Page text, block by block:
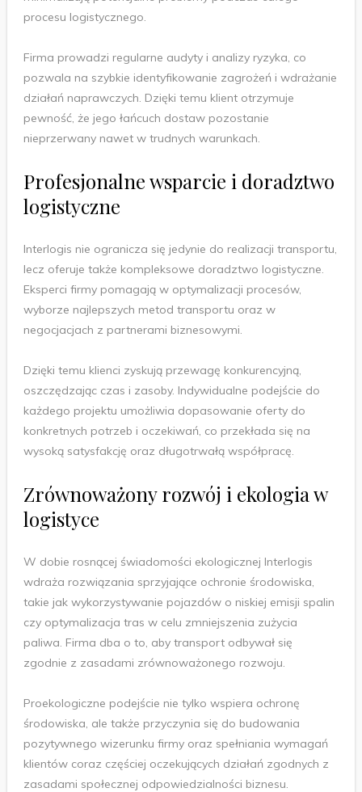
procesu logistycznego.
Firma prowadzi regularne audyty i analizy ryzyka, co
pozwala na szybkie identyfikowanie zagrożeń i wdrażanie
działań naprawczych. Dzięki temu klient otrzymuje
pewność, że jego łańcuch dostaw pozostanie
nieprzerwany nawet w trudnych warunkach.
Profesjonalne wsparcie i doradztwo
logistyczne
Interlogis nie ogranicza się jedynie do realizacji transportu,
lecz oferuje także kompleksowe doradztwo logistyczne.
Eksperci firmy pomagają w optymalizacji procesów,
wyborze najlepszych metod transportu oraz w
negocjacjach z partnerami biznesowymi.
Dzięki temu klienci zyskują przewagę konkurencyjną,
oszczędzając czas i zasoby. Indywidualne podejście do
każdego projektu umożliwia dopasowanie oferty do
konkretnych potrzeb i oczekiwań, co przekłada się na
wysoką satysfakcję oraz długotrwałą współpracę.
Zrównoważony rozwój i ekologia w
logistyce
W dobie rosnącej świadomości ekologicznej Interlogis
wdraża rozwiązania sprzyjające ochronie środowiska,
takie jak wykorzystywanie pojazdów o niskiej emisji spalin
czy optymalizacja tras w celu zmniejszenia zużycia
paliwa. Firma dba o to, aby transport odbywał się
zgodnie z zasadami zrównoważonego rozwoju.
Proekologiczne podejście nie tylko wspiera ochronę
środowiska, ale także przyczynia się do budowania
pozytywnego wizerunku firmy oraz spełniania wymagań
klientów coraz częściej oczekujących działań zgodnych z
zasadami społecznej odpowiedzialności biznesu.